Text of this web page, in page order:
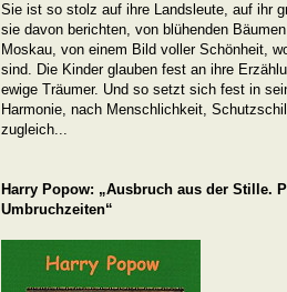
Sie ist so stolz auf ihre Landsleute, auf ihr
sie davon berichten, von blühenden
Moskau, von einem Bild voller Schönheit,
sind. Die Kinder glauben fest an ihre
ewige Träumer. Und so setzt sich fest in
Harmonie, nach Menschlichkeit,
zugleich...
Harry Popow: „Ausbruch aus der Stille.
Umbruchzeiten“